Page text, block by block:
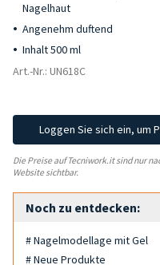
Nagelhaut
Angenehm duftend
Inhalt 500 ml
Art.-Nr.: UN618C
Loggen Sie sich ein, um
Die Preise auf Tecniwork.it sind nur
Website sichtbar.
Noch zu entdecken:
# Nagelmodellage mit Gel
# Neue Produkte